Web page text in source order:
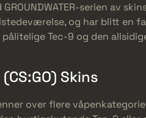
serien av
og har blitt en
Tec-9 og den
(CS:GO) Skins
over flere